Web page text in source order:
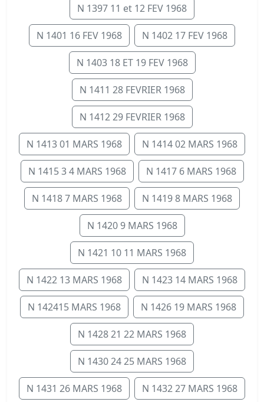
N 1397 11 et 12 FEV 1968
N 1401 16 FEV 1968 N 1402 17 FEV 1968
N 1403 18 ET 19 FEV 1968
N 1411 28 FEVRIER 1968
N 1412 29 FEVRIER 1968
N 1413 01 MARS 1968 N 1414 02 MARS 1968
N 1415 3 4 MARS 1968 N 1417 6 MARS 1968
N 1418 7 MARS 1968 N 1419 8 MARS 1968
N 1420 9 MARS 1968
N 1421 10 11 MARS 1968
N 1422 13 MARS 1968 N 1423 14 MARS 1968
N 142415 MARS 1968 N 1426 19 MARS 1968
N 1428 21 22 MARS 1968
N 1430 24 25 MARS 1968
N 1431 26 MARS 1968 N 1432 27 MARS 1968